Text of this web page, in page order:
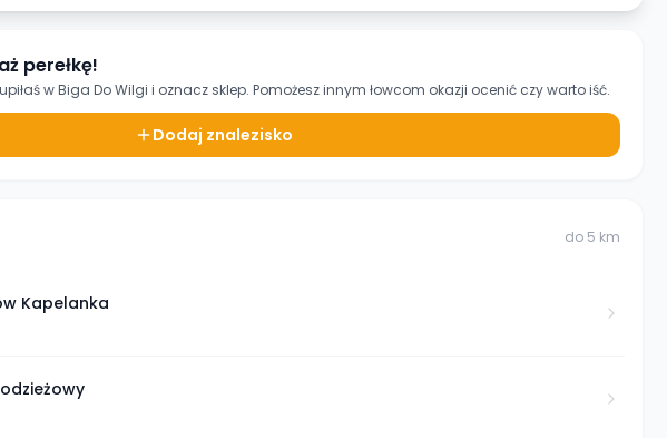
perełkę!
wBiga Do Wilgi i oznacz sklep. Pomożesz innym łowcom okazji ocenić czy warto iść.
Dodaj znalezisko
do 5 km
Kapelanka